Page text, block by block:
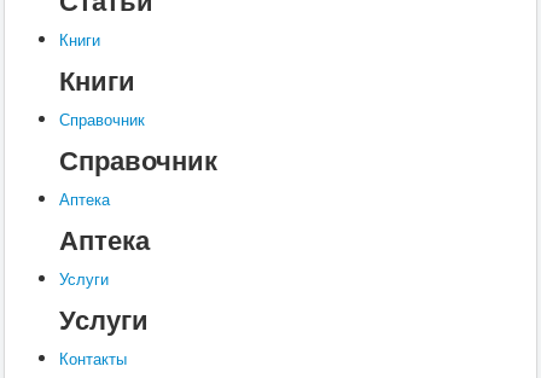
Ж
М
Книги
Книги
Справочник
Справочник
Аптека
Аптека
Услуги
Услуги
Контакты